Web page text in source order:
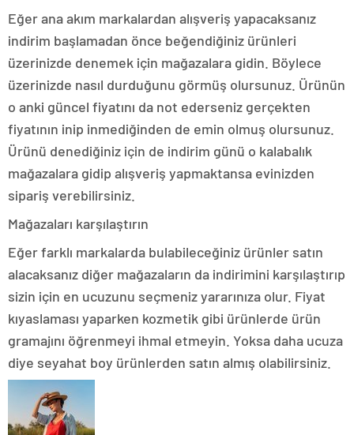
Eğer ana akım markalardan alışveriş yapacaksanız
indirim başlamadan önce beğendiğiniz ürünleri
üzerinizde denemek için mağazalara gidin. Böylece
üzerinizde nasıl durduğunu görmüş olursunuz. Ürünün
o anki güncel fiyatını da not ederseniz gerçekten
fiyatının inip inmediğinden de emin olmuş olursunuz.
Ürünü denediğiniz için de indirim günü o kalabalık
mağazalara gidip alışveriş yapmaktansa evinizden
sipariş verebilirsiniz.
Mağazaları karşılaştırın
Eğer farklı markalarda bulabileceğiniz ürünler satın
alacaksanız diğer mağazaların da indirimini karşılaştırıp
sizin için en ucuzunu seçmeniz yararınıza olur. Fiyat
kıyaslaması yaparken kozmetik gibi ürünlerde ürün
gramajını öğrenmeyi ihmal etmeyin. Yoksa daha ucuza
diye seyahat boy ürünlerden satın almış olabilirsiniz.